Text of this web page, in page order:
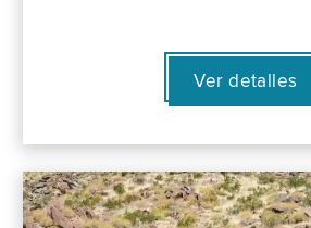
Ver detalles